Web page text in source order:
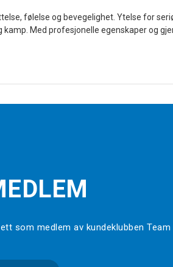
følelse og bevegelighet. Ytelse for
Med profesjonelle egenskaper og
som medlem av kundeklubben Team